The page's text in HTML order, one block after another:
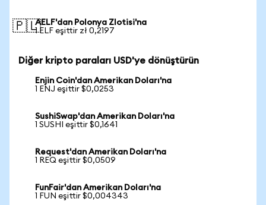
🇵🇱AELF'dan Polonya Zlotisi'na
1 ELF eşittir zł 0,2197
Diğer kripto paraları USD'ye dönüştürün
Enjin Coin'dan Amerikan Doları'na
1 ENJ eşittir $0,0253
SushiSwap'dan Amerikan Doları'na
1 SUSHI eşittir $0,1641
Request'dan Amerikan Doları'na
1 REQ eşittir $0,0509
FunFair'dan Amerikan Doları'na
1 FUN eşittir $0,004343